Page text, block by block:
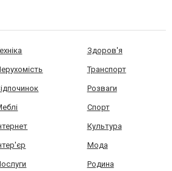
Здоров'я
Транспорт
Розваги
Спорт
Культура
Мода
Родина